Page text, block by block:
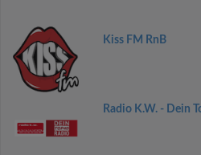
Kiss FM RnB
Radio K.W. - Dein